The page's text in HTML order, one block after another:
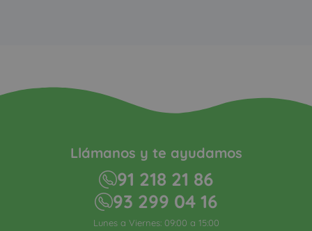
Llámanos y te ayudamos
91 218 21 86
93 299 04 16
Lunes a Viernes: 09:00 a 15:00